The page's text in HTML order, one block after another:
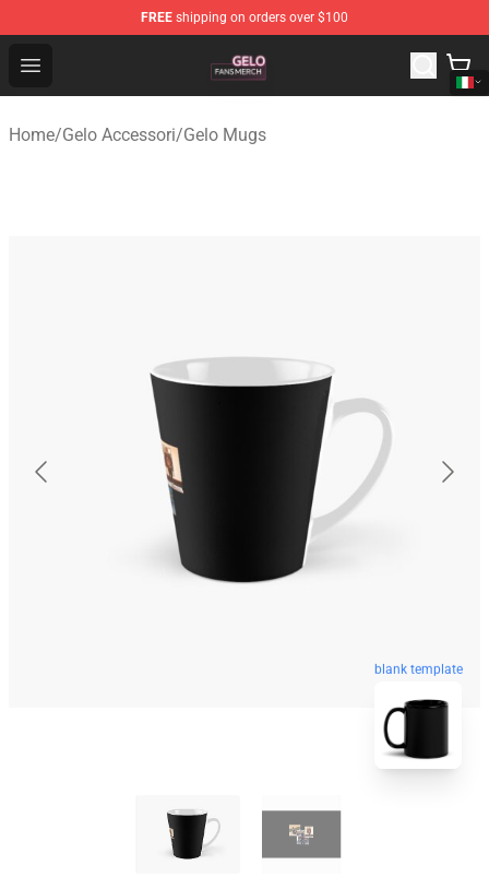
FREE shipping on orders over $100
Open menu
Gelo Shop - Official Gelo Merchandise Store
Home/Gelo Accessori/Gelo Mugs
blank template